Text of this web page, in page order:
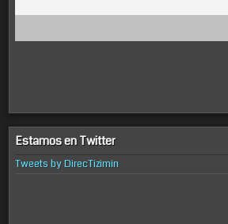
Estamos en Twitter
Tweets by DirecTizimin